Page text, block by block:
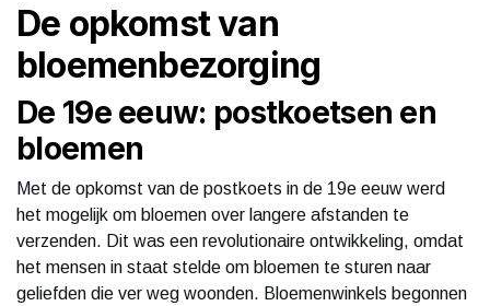
De opkomst van
bloemenbezorging
De 19e eeuw: postkoetsen en
bloemen
Met de opkomst van de postkoets in de 19e eeuw werd
het mogelijk om bloemen over langere afstanden te
verzenden. Dit was een revolutionaire ontwikkeling, omdat
het mensen in staat stelde om bloemen te sturen naar
geliefden die ver weg woonden. Bloemenwinkels begonnen